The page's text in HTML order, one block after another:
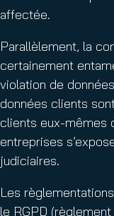
affectée.
Parallèlement, la
certainement
violation de
données clients
clients eux-mêmes
entreprises
judiciaires.
Les
le RGPD